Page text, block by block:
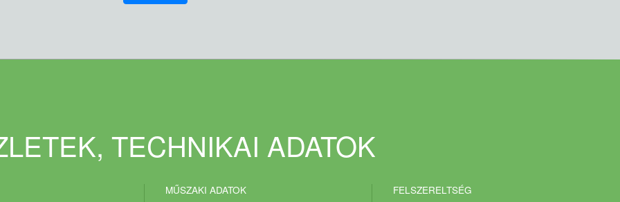
TECHNIKAI ADATOK
MŰSZAKI ADATOK
FELSZERELTSÉG